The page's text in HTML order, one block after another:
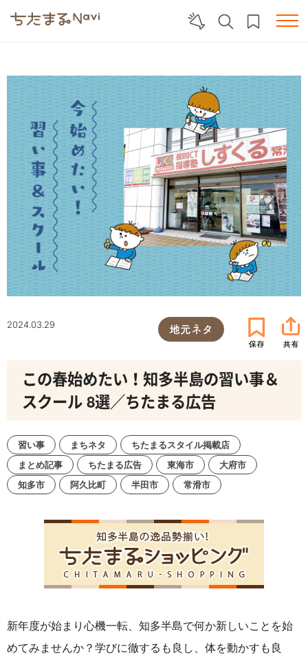
2024.03.29 地元ネタ
この春始めたい！知多半島の習い事＆
スクール 8選／ちたまる広告
習い事 まちネタ
ちたまるスタイル掲載店
まとめ記事
ちたまる広告 東海市
大府市
知多市
阿久比町 半田市 常滑市
新年度が始まり心機一転、知多半島で何か新しいことを始
めてみませんか？学びに徹するも良し、体を動かすも良